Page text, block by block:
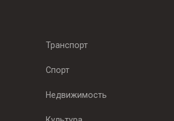
Транспорт
Спорт
Недвижимость